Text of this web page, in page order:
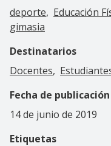
deporte
Educación
gimasia
Destinatarios
Docentes
Fecha de publicación
14 de junio de 2019
Etiquetas